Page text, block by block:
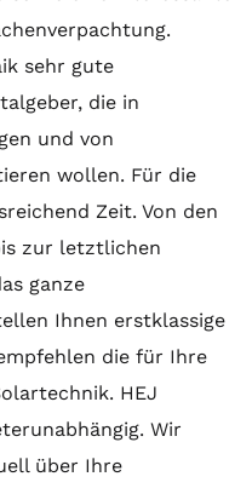
sehr gute
die in
und von
wollen. Für die
Zeit. Von den
zur letztlichen
ganze
Ihnen erstklassige
die für Ihre
. HEJ
Wir
über Ihre